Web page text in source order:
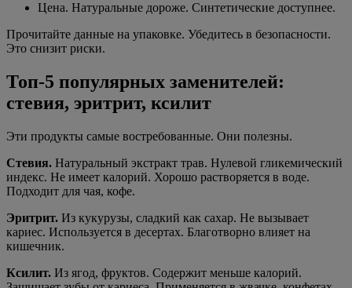
Цена. Натуральные дороже. Синтетические доступнее.
Прочитайте данные на упаковке. Убедитесь в безопасности.
Это снизит риски.
Топ-5 популярных заменителей:
стевия, эритрит, ксилит
Эти продукты самые востребованные. Они полезны.
Стевия. Натуральный экстракт трав. Нулевой гликемический
индекс. Не имеет калорий. Хорошо растворяется в воде.
Подходит для чая, кофе.
Эритрит. Из кукурузы, сладкий как сахар. Не вызывает
кариес. Используется в десертах. Благотворно влияет на
кишечник.
Ксилит. Из ягод, фруктов. Содержит меньше калорий.